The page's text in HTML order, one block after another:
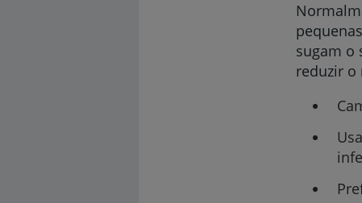
sugam o
reduzir o